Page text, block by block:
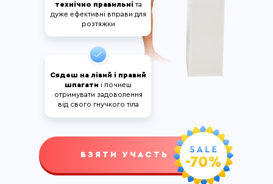
ВЗЯТИ УЧАСТЬ
технічно правильні та
дуже ефективні вправи для
розтяжки
Сядеш на лівий і правий
шпагати і почнеш
отримувати задоволення
від свого гнучкого тіла